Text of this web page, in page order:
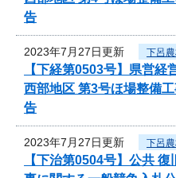
告
2023年7月27日更新 下呂
【下経第0503号】県営
西部地区 第3号ほ場整備
告
2023年7月27日更新 下呂
【下治第0504号】公共